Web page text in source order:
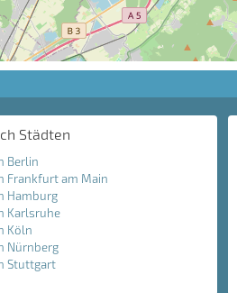
Städten
Berlin
Frankfurt am Main
Hamburg
Karlsruhe
Köln
Nürnberg
Stuttgart